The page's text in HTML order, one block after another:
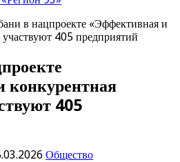
в нацпроекте «Эффективная и
405 предприятий
конкурентная
405
Общество